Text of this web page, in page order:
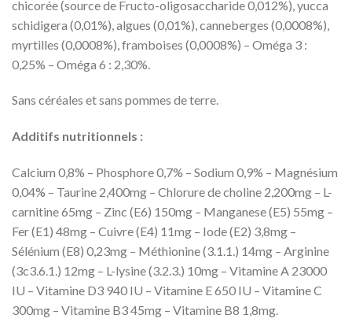
chicorée (source de Fructo-oligosaccharide 0,012%), yucca
schidigera (0,01%), algues (0,01%), canneberges (0,0008%),
myrtilles (0,0008%), framboises (0,0008%) – Oméga 3 :
0,25% – Oméga 6 : 2,30%.
Sans céréales et sans pommes de terre.
Additifs nutritionnels :
Calcium 0,8% – Phosphore 0,7% – Sodium 0,9% – Magnésium
0,04% – Taurine 2,400mg – Chlorure de choline 2,200mg – L-
carnitine 65mg – Zinc (E6) 150mg – Manganese (E5) 55mg –
Fer (E1) 48mg – Cuivre (E4) 11mg – Iode (E2) 3,8mg –
Sélénium (E8) 0,23mg – Méthionine (3.1.1.) 14mg – Arginine
(3c3.6.1.) 12mg – L-lysine (3.2.3.) 10mg – Vitamine A 23000
IU – Vitamine D3 940 IU – Vitamine E 650 IU – Vitamine C
300mg – Vitamine B3 45mg – Vitamine B8 1,8mg.